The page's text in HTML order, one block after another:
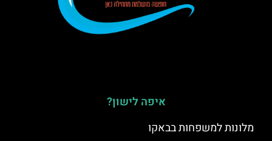
איפה לישון?
מלונות למשפחות בבאקו